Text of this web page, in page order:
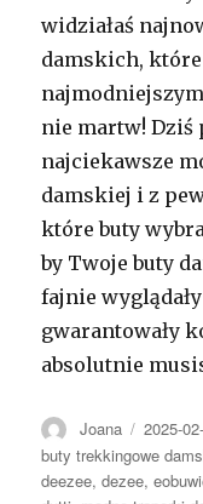
widziałaś
damskich,
nie martw! Dziś
najciekawsze
damskiej i z
które buty
by Twoje buty
fajnie
gwarantowały
absolutnie
Autor
Joana 2025-
buty trekkingowe
deezee,dezee,